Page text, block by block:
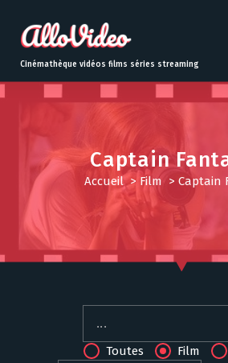
t
o
Cinémathèque vidéos films séries streaming
Captain
Accueil> Film> Captain
Toutes Film